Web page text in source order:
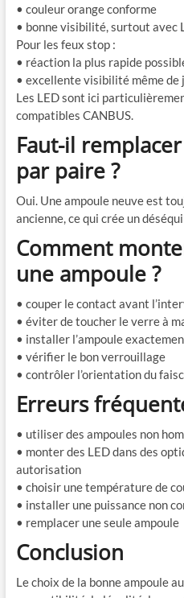
• couleur orange conforme
• bonne visibilité, surtout avec
Pour les feux stop :
• réaction la plus rapide
• excellente visibilité même de
Les LED sont ici
compatibles CANBUS.
Faut-il
par paire ?
Oui. Une ampoule neuve est
ancienne, ce qui crée un
Comment
une ampoule ?
• couper le contact avant
• éviter de toucher le verre à
• installer l’ampoule
• vérifier le bon verrouillage
• contrôler l’orientation du
Erreurs
• utiliser des ampoules non
• monter des LED dans des
autorisation
• choisir une température de
• installer une puissance non
• remplacer une seule ampoule
Conclusion
Le choix de la bonne ampoule